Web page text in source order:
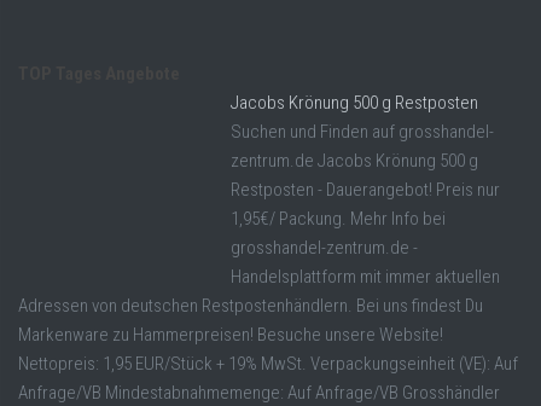
Jacobs Krönung 500 g Restposten
Suchen und Finden auf grosshandel-
zentrum.de Jacobs Krönung 500 g
Restposten - Dauerangebot! Preis nur
1,95€/ Packung. Mehr Info bei
grosshandel-zentrum.de -
Handelsplattform mit immer aktuellen
Adressen von deutschen Restpostenhändlern. Bei uns findest Du
Markenware zu Hammerpreisen! Besuche unsere Website!
Nettopreis: 1,95 EUR/Stück + 19% MwSt. Verpackungseinheit (VE): Auf
Anfrage/VB Mindestabnahmemenge: Auf Anfrage/VB Grosshändler